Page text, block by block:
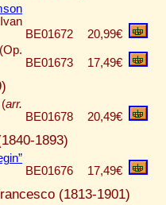
Ivan
BE01672
20,99€
(Op.
BE01673 17,49€
(arr.
BE01678 20,49€
1893)
BE01676 17,49€
(1813-1901)